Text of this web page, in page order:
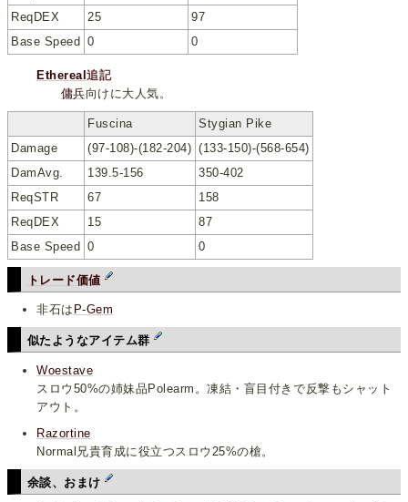
ReqDEX
25
97
Base Speed 0 0
Ethereal追記
傭兵向けに大人気。
Fuscina
Stygian Pike
Damage
(97-108)-(182-204) (133-150)-(568-654)
DamAvg.
139.5-156
350-402
ReqSTR
67
158
ReqDEX
15
87
Base Speed 0 0
トレード価値
非石は P-Gem
似たようなアイテム群
Woestave
スロウ50%の姉妹品Polearm。凍結・盲目付きで反撃もシャット
アウト。
Razortine
Normal兄貴育成に役立つスロウ25%の槍。
余談、おまけ